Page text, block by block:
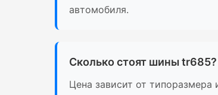
автомобиля.
Сколько стоят шины tr685?
Цена зависит от